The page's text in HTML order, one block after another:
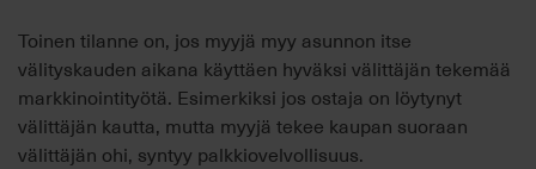
Toinen tilanne on, jos myyjä myy asunnon itse
välityskauden aikana käyttäen hyväksi välittäjän tekemää
markkinointityötä. Esimerkiksi jos ostaja on löytynyt
välittäjän kautta, mutta myyjä tekee kaupan suoraan
välittäjän ohi, syntyy palkkiovelvollisuus.